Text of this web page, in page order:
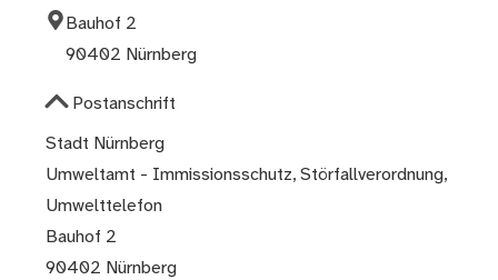
Bauhof 2
90402 Nürnberg
Postanschrift
Stadt Nürnberg
Umweltamt - Immissionsschutz, Störfallverordnung,
Umwelttelefon
Bauhof 2
90402 Nürnberg